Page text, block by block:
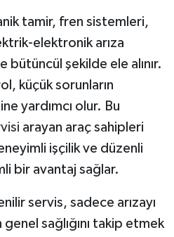
tamir, fren sistemleri,
elektronik arıza
şekilde ele alınır.
küçük sorunların
yardımcı olur. Bu
arayan araç sahipleri
işçilik ve düzenli
bir avantaj sağlar.
servis, sadece arızayı
sağlığını takip etmek